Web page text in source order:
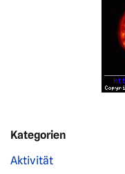
Kategorien
Aktivität